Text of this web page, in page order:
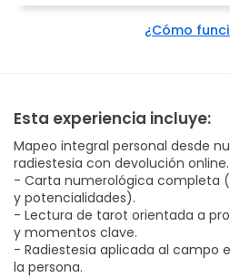
¿Cómo
Esta experiencia incluye:
Mapeo integral personal desde
radiestesia con devolución online.
- Carta numerológica completa
y potencialidades).
- Lectura de tarot orientada a
y momentos clave.
- Radiestesia aplicada al campo
la persona.